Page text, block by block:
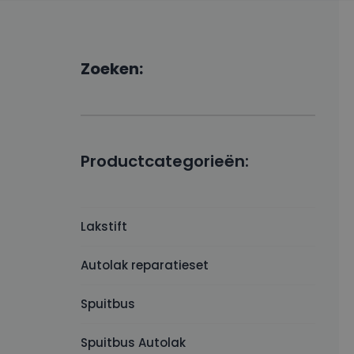
Zoeken:
Productcategorieën:
Lakstift
Autolak reparatieset
Spuitbus
Spuitbus Autolak